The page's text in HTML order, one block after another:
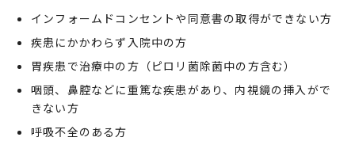
インフォームドコンセントや同意書の取得ができない方
疾患にかかわらず入院中の方
胃疾患で治療中の方（ピロリ菌除菌中の方含む）
咽頭、鼻腔などに重篤な疾患があり、内視鏡の挿入がで
きない方
呼吸不全のある方